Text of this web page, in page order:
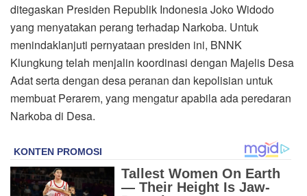
ditegaskan Presiden Republik Indonesia Joko Widodo
yang menyatakan perang terhadap Narkoba. Untuk
menindaklanjuti pernyataan presiden ini, BNNK
Klungkung telah menjalin koordinasi dengan Majelis Desa
Adat serta dengan desa peranan dan kepolisian untuk
membuat Perarem, yang mengatur apabila ada peredaran
Narkoba di Desa.